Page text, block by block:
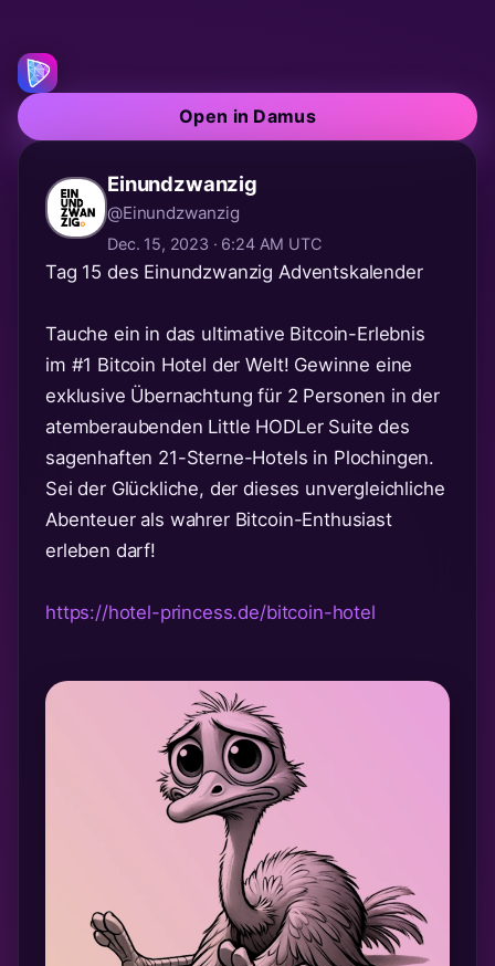
Open in Damus
Einundzwanzig
@Einundzwanzig
Dec. 15, 2023 · 6:24 AM UTC
Tag 15 des Einundzwanzig Adventskalender
Tauche ein in das ultimative Bitcoin-Erlebnis
im #1 Bitcoin Hotel der Welt! Gewinne eine
exklusive Übernachtung für 2 Personen in der
atemberaubenden Little HODLer Suite des
sagenhaften 21-Sterne-Hotels in Plochingen.
Sei der Glückliche, der dieses unvergleichliche
Abenteuer als wahrer Bitcoin-Enthusiast
erleben darf!
https://hotel-princess.de/bitcoin-hotel